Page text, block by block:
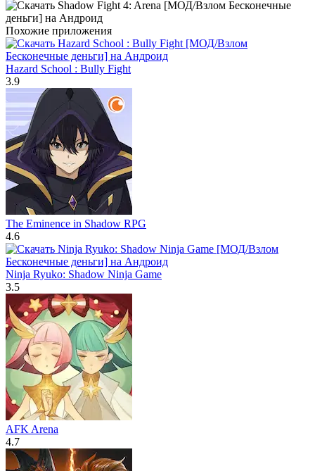
Похожие приложения
Hazard School : Bully Fight
3.9
The Eminence in Shadow RPG
4.6
Ninja Ryuko: Shadow Ninja Game
3.5
AFK Arena
4.7